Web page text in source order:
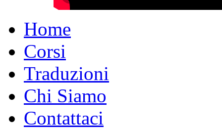
Home
Corsi
Traduzioni
Chi Siamo
Contattaci